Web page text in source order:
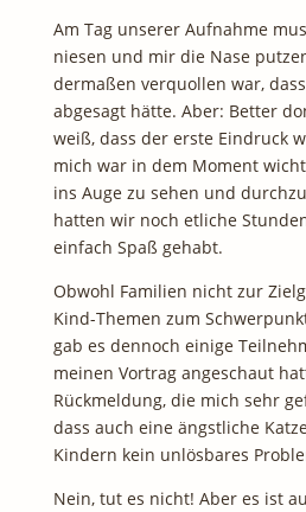
Am Tag unserer Aufnahme
niesen und mir die Nase
dermaßen verquollen war,
abgesagt hätte. Aber: Better
weiß, dass der erste Eindruck
mich war in dem Moment
ins Auge zu sehen und
hatten wir noch etliche
einfach Spaß gehabt.
Obwohl Familien nicht zur
Kind-Themen zum
gab es dennoch einige
meinen Vortrag angeschaut
Rückmeldung, die mich sehr
dass auch eine ängstliche
Kindern kein unlösbares
Nein, tut es nicht! Aber es ist